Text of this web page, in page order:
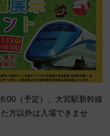
（予定）、大宮駅新幹線
方以外は入場できませ